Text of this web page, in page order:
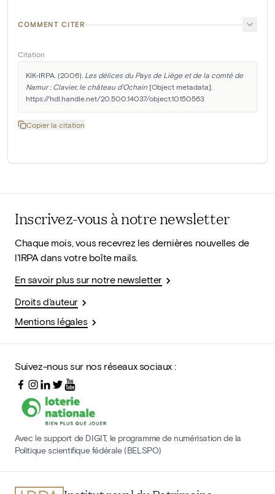
COMMENT CITER
Citation
KIK-IRPA. (2006). Les délices du Pays de Liège et de la comté de
Namur : Clavier, le château d'Ochain [Object metadata].
https://hdl.handle.net/20.500.14037/object.10150563
Copier la citation
Inscrivez-vous à notre newsletter
Chaque mois, vous recevrez les dernières nouvelles de
l'IRPA dans votre boîte mails.
En savoir plus sur notre newsletter
Droits d'auteur
Mentions légales
Suivez-nous sur nos réseaux sociaux :
Avec le support de DIGIT, le programme de numérisation de la
Politique scientifique fédérale (BELSPO)